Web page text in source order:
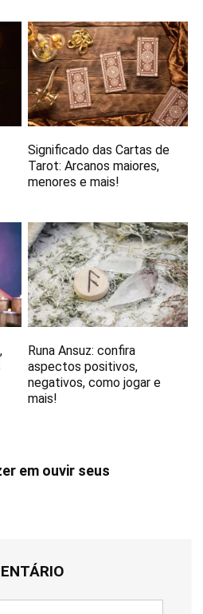
Significado das Cartas de
Tarot: Arcanos maiores,
menores e mais!
Runa Ansuz: confira
aspectos positivos,
negativos, como jogar e
mais!
em ouvir seus